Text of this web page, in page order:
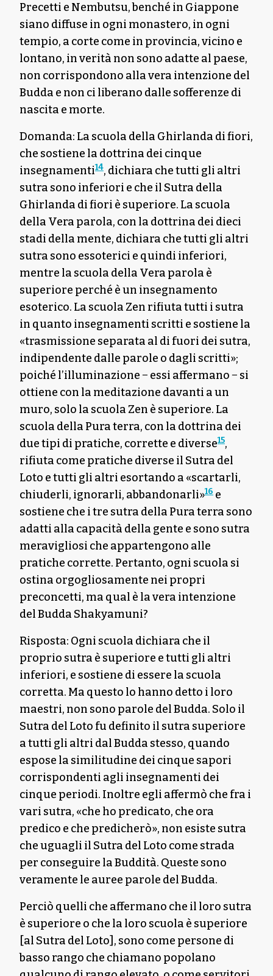
Precetti e Nembutsu, benché in Giappone
siano diffuse in ogni monastero, in ogni
tempio, a corte come in provincia, vicino e
lontano, in verità non sono adatte al paese,
non corrispondono alla vera intenzione del
Budda e non ci liberano dalle sofferenze di
nascita e morte.
Domanda: La scuola della Ghirlanda di fiori,
che sostiene la dottrina dei cinque
insegnamenti14, dichiara che tutti gli altri
sutra sono inferiori e che il Sutra della
Ghirlanda di fiori è superiore. La scuola
della Vera parola, con la dottrina dei dieci
stadi della mente, dichiara che tutti gli altri
sutra sono essoterici e quindi inferiori,
mentre la scuola della Vera parola è
superiore perché è un insegnamento
esoterico. La scuola Zen rifiuta tutti i sutra
in quanto insegnamenti scritti e sostiene la
«trasmissione separata al di fuori dei sutra,
indipendente dalle parole o dagli scritti»;
poiché l’illuminazione − essi affermano − si
ottiene con la meditazione davanti a un
muro, solo la scuola Zen è superiore. La
scuola della Pura terra, con la dottrina dei
due tipi di pratiche, corrette e diverse15,
rifiuta come pratiche diverse il Sutra del
Loto e tutti gli altri esortando a «scartarli,
chiuderli, ignorarli, abbandonarli»16 e
sostiene che i tre sutra della Pura terra sono
adatti alla capacità della gente e sono sutra
meravigliosi che appartengono alle
pratiche corrette. Pertanto, ogni scuola si
ostina orgogliosamente nei propri
preconcetti, ma qual è la vera intenzione
del Budda Shakyamuni?
Risposta: Ogni scuola dichiara che il
proprio sutra è superiore e tutti gli altri
inferiori, e sostiene di essere la scuola
corretta. Ma questo lo hanno detto i loro
maestri, non sono parole del Budda. Solo il
Sutra del Loto fu definito il sutra superiore
a tutti gli altri dal Budda stesso, quando
espose la similitudine dei cinque sapori
corrispondenti agli insegnamenti dei
cinque periodi. Inoltre egli affermò che fra i
vari sutra, «che ho predicato, che ora
predico e che predicherò», non esiste sutra
che uguagli il Sutra del Loto come strada
per conseguire la Buddità. Queste sono
veramente le auree parole del Budda.
Perciò quelli che affermano che il loro sutra
è superiore o che la loro scuola è superiore
[al Sutra del Loto], sono come persone di
basso rango che chiamano popolano